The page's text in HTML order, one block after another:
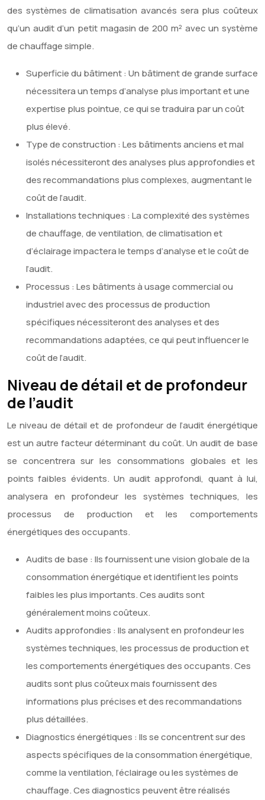
des systèmes de climatisation avancés sera plus coûteux
qu’un audit d’un petit magasin de 200 m² avec un système
de chauffage simple.
Superficie du bâtiment : Un bâtiment de grande surface
nécessitera un temps d’analyse plus important et une
expertise plus pointue, ce qui se traduira par un coût
plus élevé.
Type de construction : Les bâtiments anciens et mal
isolés nécessiteront des analyses plus approfondies et
des recommandations plus complexes, augmentant le
coût de l’audit.
Installations techniques : La complexité des systèmes
de chauffage, de ventilation, de climatisation et
d’éclairage impactera le temps d’analyse et le coût de
l’audit.
Processus : Les bâtiments à usage commercial ou
industriel avec des processus de production
spécifiques nécessiteront des analyses et des
recommandations adaptées, ce qui peut influencer le
coût de l’audit.
Niveau de détail et de profondeur
de l’audit
Le niveau de détail et de profondeur de l’audit énergétique
est un autre facteur déterminant du coût. Un audit de base
se concentrera sur les consommations globales et les
points faibles évidents. Un audit approfondi, quant à lui,
analysera en profondeur les systèmes techniques, les
processus de production et les comportements
énergétiques des occupants.
Audits de base : Ils fournissent une vision globale de la
consommation énergétique et identifient les points
faibles les plus importants. Ces audits sont
généralement moins coûteux.
Audits approfondies : Ils analysent en profondeur les
systèmes techniques, les processus de production et
les comportements énergétiques des occupants. Ces
audits sont plus coûteux mais fournissent des
informations plus précises et des recommandations
plus détaillées.
Diagnostics énergétiques : Ils se concentrent sur des
aspects spécifiques de la consommation énergétique,
comme la ventilation, l’éclairage ou les systèmes de
chauffage. Ces diagnostics peuvent être réalisés